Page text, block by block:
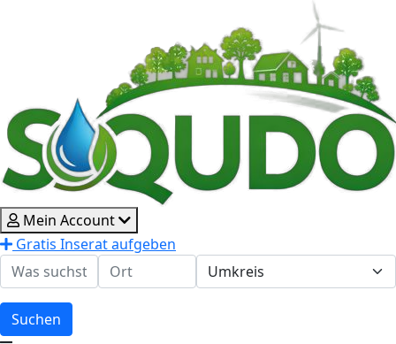
Mein Account
Gratis Inserat aufgeben
Suchen